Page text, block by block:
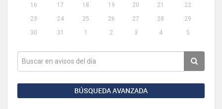
16
17 18 19 20 21
22
23
24 25 26 27 28
29
30
31 1 2 3 4 5
BÚSQUEDA AVANZADA